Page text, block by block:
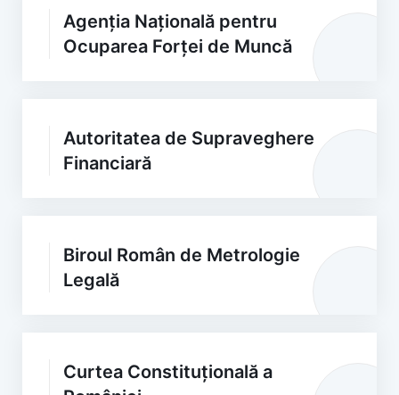
Agenția Națională pentru
Ocuparea Forței de Muncă
Autoritatea de Supraveghere
Financiară
Biroul Român de Metrologie
Legală
Curtea Constituțională a